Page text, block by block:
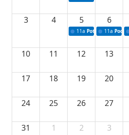
3 4 5
11a Potpisivanje
6
11a
10 11 12 13
17 18 19 20
24 25 26 27
31 1 2 3